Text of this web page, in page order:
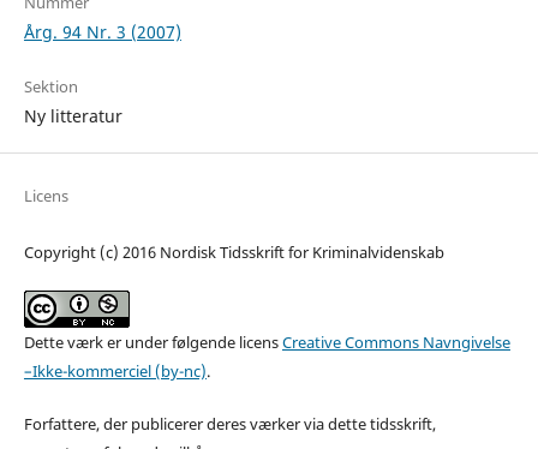
Årg. 94 Nr. 3 (2007)
Sektion
Ny litteratur
Licens
Copyright (c) 2016 Nordisk Tidsskrift for Kriminalvidenskab
Dette værk er under følgende licensCreative Commons Navngivelse
–Ikke-kommerciel (by-nc).
Forfattere, der publicerer deres værker via dette tidsskrift,